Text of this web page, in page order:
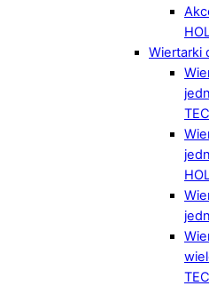
Wiertarki